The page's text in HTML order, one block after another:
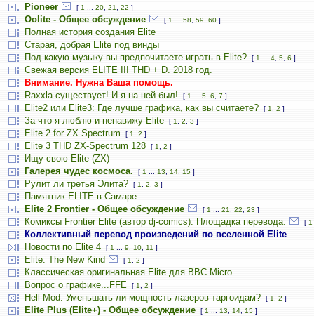
Pioneer
[ 1 20 21 22 ]
Oolite - Общее обсуждение [ 1 58 59 60 ]
Полная история создания Elite
Старая, добрая Elite под винды
Под какую музыку вы предпочитаете играть в Elite?
[ 1 4 5 6 ]
Свежая версия ELITE III THD + D. 2018 год.
Внимание. Нужна Ваша помощь.
Raxxla существует! И я на ней был!
[ 1 5 6 7 ]
Elite2 или Elite3: Где лучше графика, как вы считаете? [ 1 2 ]
За что я люблю и ненавижу Elite [ 1 2 3 ]
Elite 2 for ZX Spectrum [ 1 2 ]
Elite 3 THD ZX-Spectrum 128 [ 1 2 ]
Ищу свою Elite (ZX)
Галерея чудес космоса.
[ 1 13 14 15 ]
Рулит ли третья Элита? [ 1 2 3 ]
Памятник ELITE в Самаре
Elite 2 Frontier - Общее обсуждение
[ 1 21 22 23 ]
Комиксы Frontier Elite (автор dj-comics). Площадка перевода. [ 1
Коллективный перевод произведений по вселенной Elite
Новости по Elite 4
[ 1 9 10 11 ]
Elite: The New Kind [ 1 2 ]
Классическая оригинальная Elite для BBC Micro
Вопрос о графике...FFE
[ 1 2 ]
Hell Mod: Уменьшать ли мощность лазеров таргоидам? [ 1 2 ]
Elite Plus (Elite+) - Общее обсуждение [ 1 13 14 15 ]